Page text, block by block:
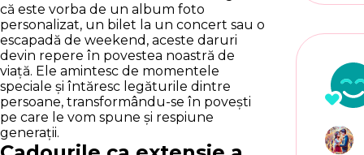
că este vorba de un album foto
personalizat, un bilet la un concert sau o
escapadă de weekend, aceste daruri
devin repere în povestea noastră de
viață. Ele amintesc de momentele
speciale și întăresc legăturile dintre
persoane, transformându-se în povești
pe care le vom spune și respiune
generații.